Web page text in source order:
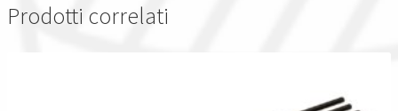
Prodotti correlati